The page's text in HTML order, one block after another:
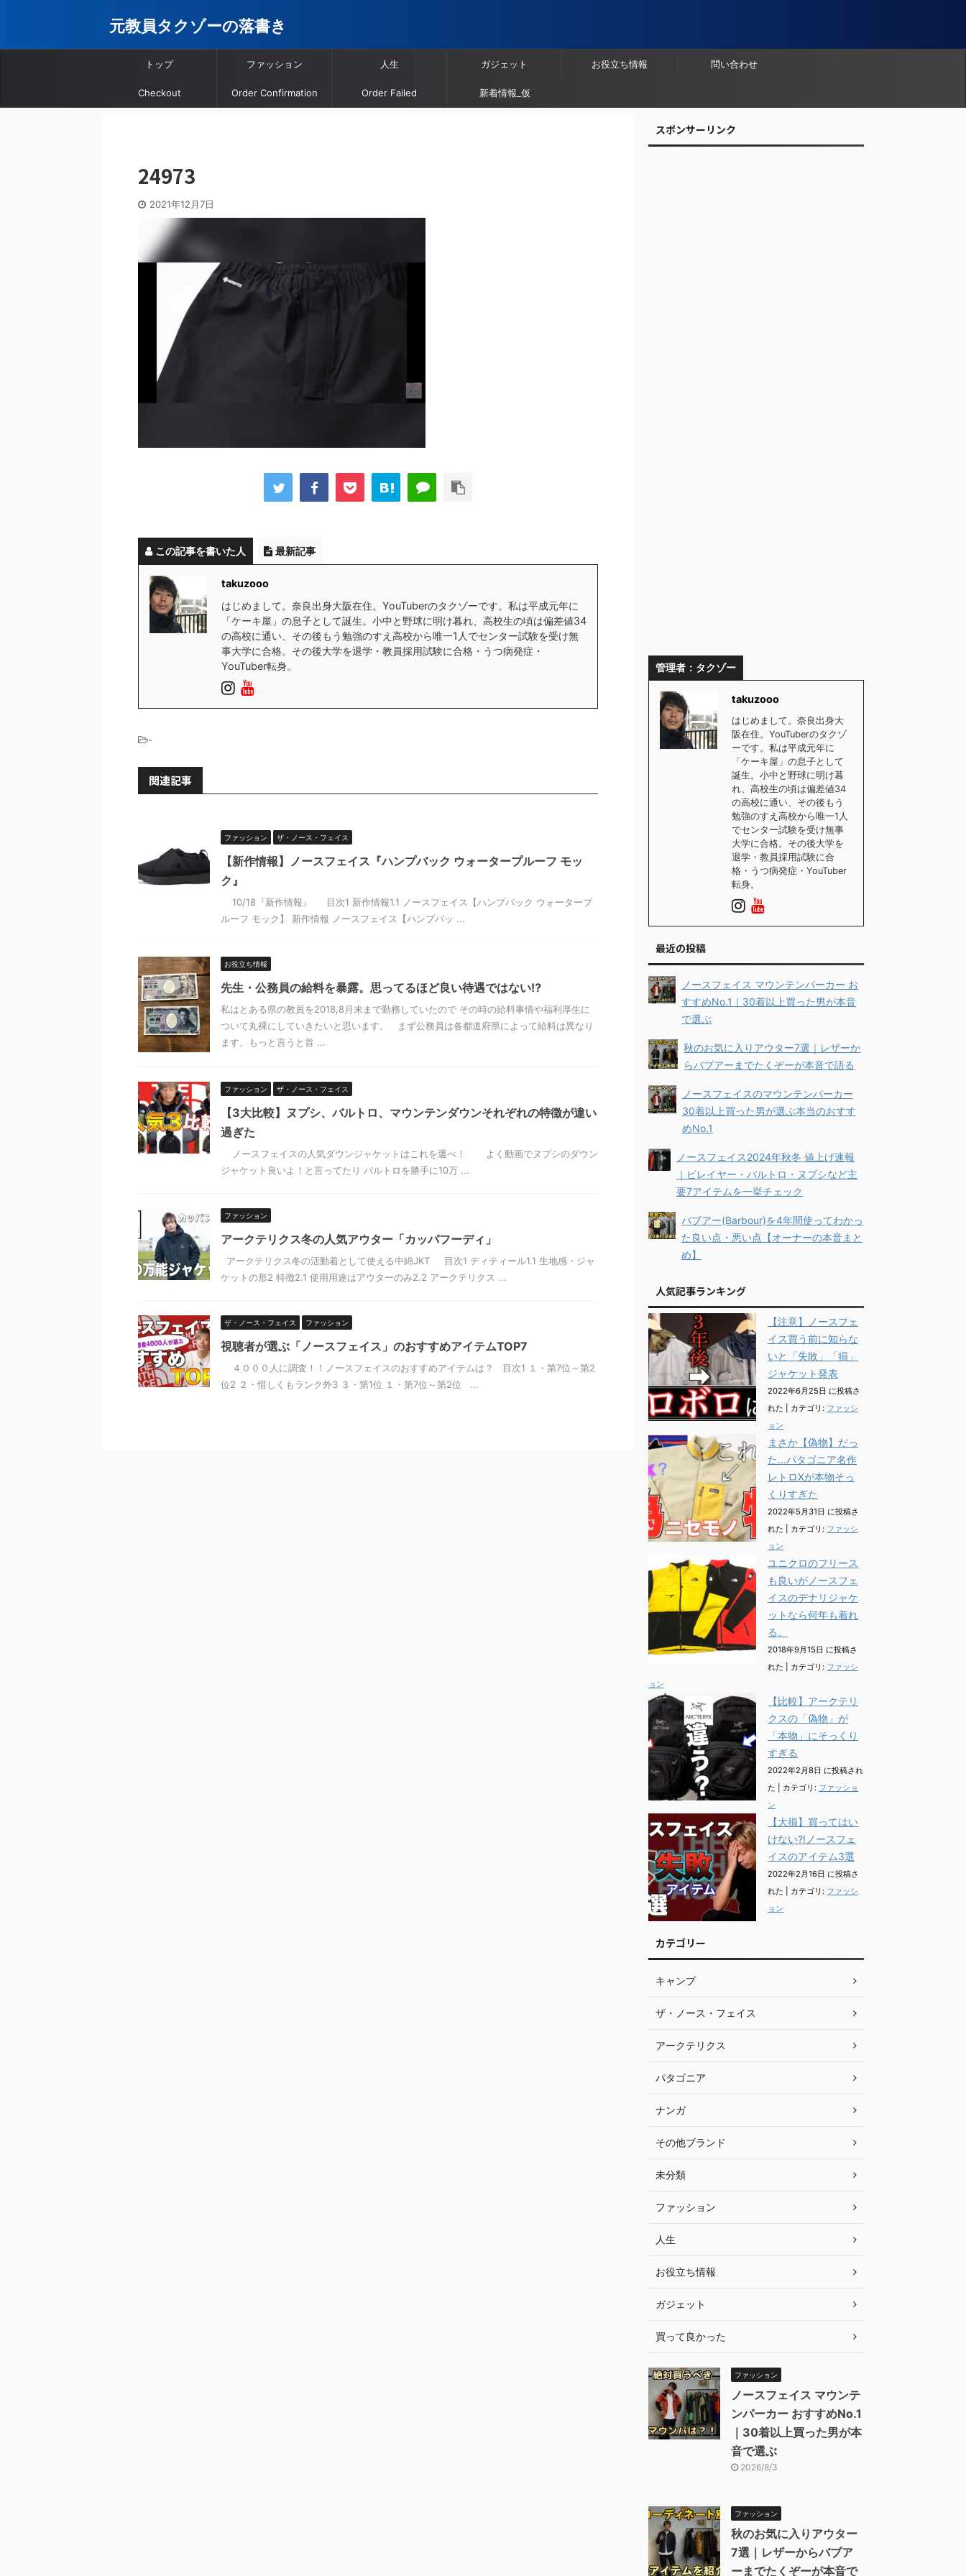
元教員タクゾーの落書き
トップ ファッション 人生 ガジェット お役立ち情報 問い合わせ
Checkout Order Confirmation Order Failed 新着情報_仮
24973
2021年12月7日
この記事を書いた人 最新記事
takuzooo
はじめまして。奈良出身大阪在住。YouTuberのタクゾーです。私は平成元年に
「ケーキ屋」の息子として誕生。小中と野球に明け暮れ、高校生の頃は偏差値34
の高校に通い、その後もう勉強のすえ高校から唯一1人でセンター試験を受け無
事大学に合格。その後大学を退学・教員採用試験に合格・うつ病発症・
YouTuber転身。
-
関連記事
ファッション ザ・ノース・フェイス
【新作情報】ノースフェイス『ハンプバック ウォータープルーフ モッ
ク』
10/18『新作情報』 目次1 新作情報1.1 ノースフェイス【ハンプバック ウォータープ
ルーフ モック】 新作情報 ノースフェイス【ハンプバッ ...
お役立ち情報
先生・公務員の給料を暴露。思ってるほど良い待遇ではない⁉︎
私はとある県の教員を2018,8月末まで勤務していたので その時の給料事情や福利厚生に
ついて丸裸にしていきたいと思います。 まず公務員は各都道府県によって給料は異なり
ます。もっと言うと首 ...
ファッション ザ・ノース・フェイス
【3大比較】ヌプシ、バルトロ、マウンテンダウンそれぞれの特徴が違い
過ぎた
ノースフェイスの人気ダウンジャケットはこれを選べ！ よく動画でヌプシのダウン
ジャケット良いよ！と言ってたり バルトロを勝手に10万 ...
ファッション
アークテリクス冬の人気アウター「カッパフーディ」
アークテリクス冬の活動着として使える中綿JKT 目次1 ディティール1.1 生地感・ジャ
ケットの形2 特徴2.1 使用用途はアウターのみ2.2 アークテリクス ...
ザ・ノース・フェイス ファッション
視聴者が選ぶ「ノースフェイス」のおすすめアイテムTOP7
４０００人に調査！！ノースフェイスのおすすめアイテムは？ 目次1 １・第7位～第2
位2 ２・惜しくもランク外3 ３・第1位 １・第7位～第2位 ...
スポンサーリンク
管理者：タクゾー
takuzooo
はじめまして。奈良出身大
阪在住。YouTuberのタクゾ
ーです。私は平成元年に
「ケーキ屋」の息子として
誕生。小中と野球に明け暮
れ、高校生の頃は偏差値34
の高校に通い、その後もう
勉強のすえ高校から唯一1人
でセンター試験を受け無事
大学に合格。その後大学を
退学・教員採用試験に合
格・うつ病発症・YouTuber
転身。
最近の投稿
ノースフェイス マウンテンパーカー お
すすめNo.1｜30着以上買った男が本音
で選ぶ
秋のお気に入りアウター7選｜レザーか
らバブアーまでたくぞーが本音で語る
ノースフェイスのマウンテンパーカー
30着以上買った男が選ぶ本当のおすす
めNo.1
ノースフェイス2024年秋冬 値上げ速報
｜ビレイヤー・バルトロ・ヌプシなど主
要7アイテムを一挙チェック
バブアー(Barbour)を4年間使ってわかっ
た良い点・悪い点【オーナーの本音まと
め】
人気記事ランキング
【注意】ノースフェ
イス買う前に知らな
いと「失敗」「損」
ジャケット発表
2022年6月25日 に投稿さ
れた
カテゴリ: ファッシ
ョン
まさか【偽物】だっ
た...パタゴニア名作
レトロXが本物そっ
くりすぎた
2022年5月31日 に投稿さ
れた
カテゴリ: ファッシ
ョン
ユニクロのフリース
も良いがノースフェ
イスのデナリジャケ
ットなら何年も着れ
る。
2018年9月15日 に投稿さ
れた
カテゴリ: ファッシ
ョン
【比較】アークテリ
クスの「偽物」が
「本物」にそっくり
すぎる
2022年2月8日 に投稿され
た
カテゴリ: ファッショ
ン
【大損】買ってはい
けない?!ノースフェ
イスのアイテム3選
2022年2月16日 に投稿さ
れた
カテゴリ: ファッシ
ョン
カテゴリー
キャンプ
ザ・ノース・フェイス
アークテリクス
パタゴニア
ナンガ
その他ブランド
未分類
ファッション
人生
お役立ち情報
ガジェット
買って良かった
ファッション
ノースフェイス マウンテ
ンパーカー おすすめNo.1
｜30着以上買った男が本
音で選ぶ
2026/8/3
ファッション
秋のお気に入りアウター
7選｜レザーからバブア
ーまでたくぞーが本音で